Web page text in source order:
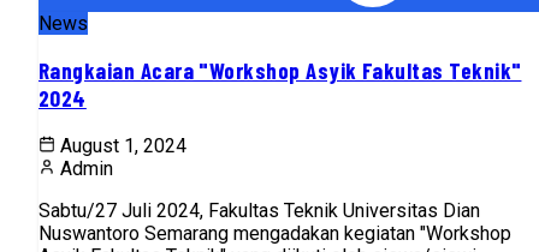
News
Rangkaian Acara "Workshop Asyik Fakultas Teknik"
2024
August 1, 2024
Admin
Sabtu/27 Juli 2024, Fakultas Teknik Universitas Dian
Nuswantoro Semarang mengadakan kegiatan "Workshop